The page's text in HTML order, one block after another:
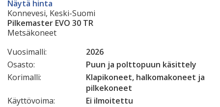
Näytä hinta
Konnevesi, Keski-Suomi
Pilkemaster EVO 30 TR
Metsäkoneet
Vuosimalli:
2026
Osasto:
Puun ja polttopuun käsittely
Korimalli:
Klapikoneet, halkomakoneet ja
pilkekoneet
Käyttövoima:
Ei ilmoitettu